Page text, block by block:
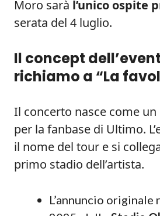
Moro sarà l’unico ospite
serata del 4 luglio.
Il concept
richiamo a “La
Il concerto nasce come
per la fanbase di Ultimo.
il nome del tour e si
primo stadio dell’artista.
L’annuncio